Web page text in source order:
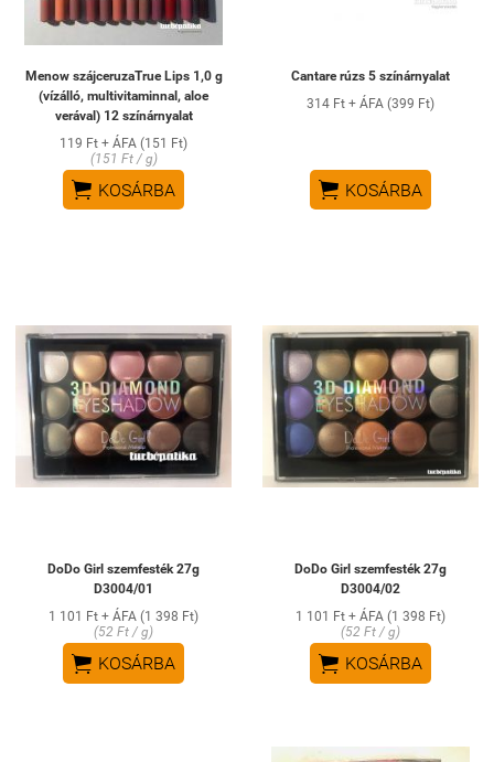
Menow szájceruzaTrue Lips 1,0 g
(vízálló, multivitaminnal, aloe
verával) 12 színárnyalat
119 Ft + ÁFA (151 Ft)
(151 Ft / g)
 KOSÁRBA
Cantare rúzs 5 színárnyalat
314 Ft + ÁFA (399 Ft)
 KOSÁRBA
DoDo Girl szemfesték 27g
D3004/01
1 101 Ft + ÁFA (1 398 Ft)
(52 Ft / g)
 KOSÁRBA
DoDo Girl szemfesték 27g
D3004/02
1 101 Ft + ÁFA (1 398 Ft)
(52 Ft / g)
 KOSÁRBA